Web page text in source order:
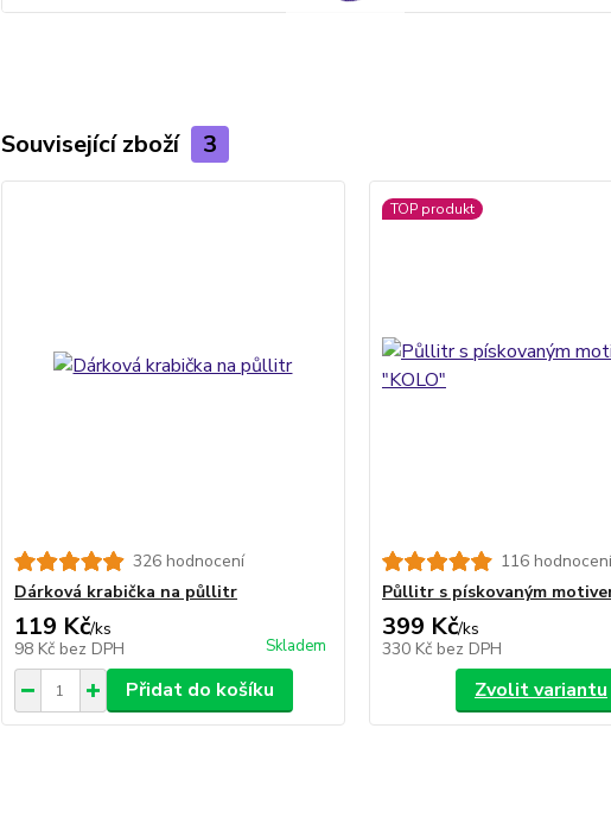
Související zboží 3
326 hodnocení
Dárková krabička na půllitr
119 Kč/ks
98 Kč bez DPH Skladem
Přidat do košíku
TOP produkt
116 hodnocení
Půllitr s pískovaným
399 Kč/ks
330 Kč bez DPH
Zvolit variantu